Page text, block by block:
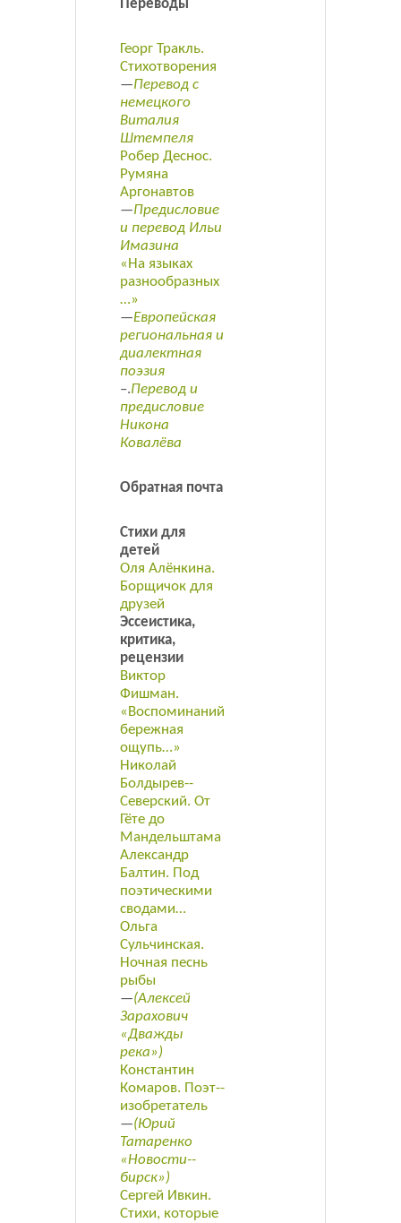
Переводы
Георг Тракль.
Стихотворения
—Перевод с
немецкого
Виталия
Штемпеля
Робер Деснос.
Румяна
Аргонавтов
—Предисловие
и перевод Ильи
Имазина
«На языках
разнообразных
…»
—Европейская
региональная и
диалектная
поэзия
–.Перевод и
предисловие
Никона
Ковалёва
Обратная почта
Стихи для
детей
Оля Алёнкина.
Борщичок для
друзей
Эссеистика,
критика,
рецензии
Виктор
Фишман.
«Воспоминаний
бережная
ощупь…»
Николай
Болдырев-­
Северский. От
Гёте до
Мандельштама
Александр
Балтин. Под
поэтическими
сводами…
Ольга
Сульчинская.
Ночная песнь
рыбы
—(Алексей
Зарахович
«Дважды
река»)
Константин
Комаров. Поэт-­
изобретатель
—(Юрий
Татаренко
«Новости-­
бирск»)
Сергей Ивкин.
Стихи, которые